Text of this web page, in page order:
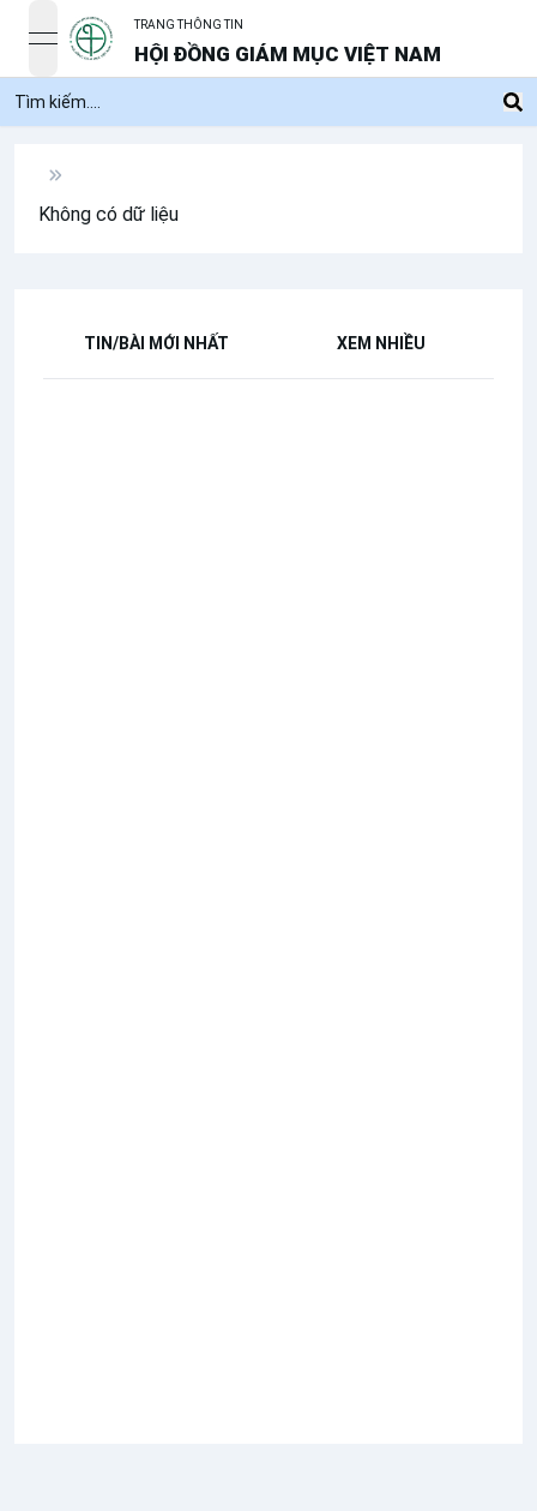
open navigation menu
TRANG THÔNG TIN
HỘI ĐỒNG GIÁM MỤC VIỆT NAM
Không có dữ liệu
TIN/BÀI MỚI NHẤT XEM NHIỀU